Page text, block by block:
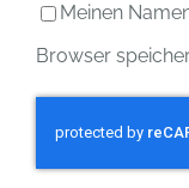
Meinen
Browser